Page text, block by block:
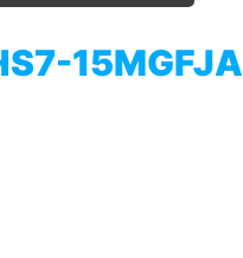
15MGFJA